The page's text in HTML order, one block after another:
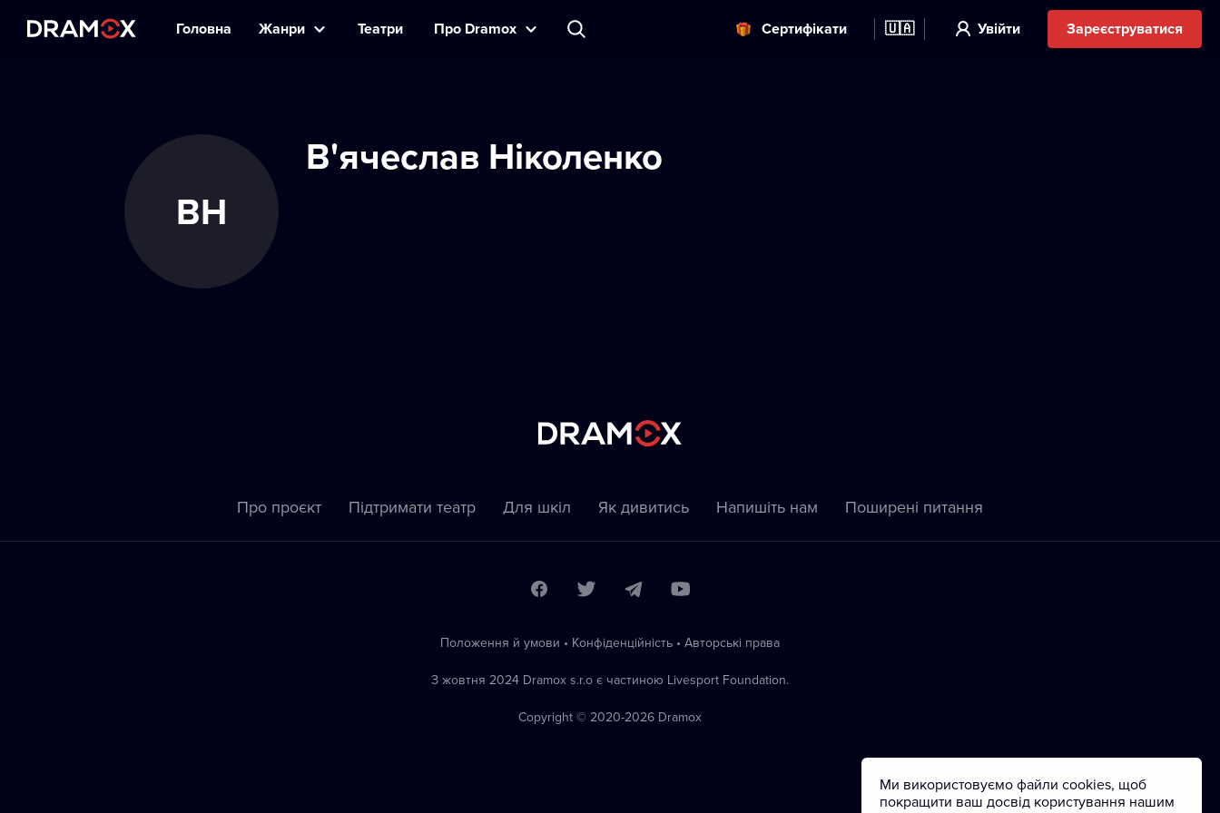
Головна Жанри Театри Прo Dramox Cертифікати 🇺🇦 Увійти Зареєструватися
ВН
В'ячеслав Ніколенко
Про проєкт Підтримати театр Для шкіл Як дивитись Напишіть нам Пoширені питання
Положення й умови • Конфіденційність • Автoрські права
З жовтня 2024 Dramox s.r.o є частиною Livesport Foundation.
Copyright © 2020-2026 Dramox
Ми використовуємо файли cookies, щоб
покращити ваш досвід користування нашим